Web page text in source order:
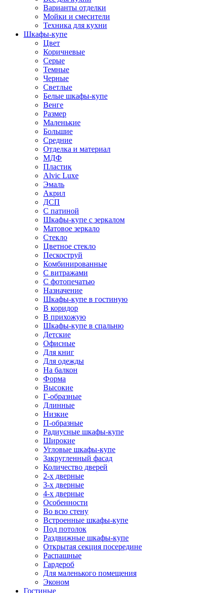
Варианты отделки
Мойки и смесители
Техника для кухни
Шкафы-купе
Цвет
Коричневые
Серые
Темные
Черные
Светлые
Белые шкафы-купе
Венге
Размер
Маленькие
Большие
Средние
Отделка и материал
МДФ
Пластик
Alvic Luxe
Эмаль
Акрил
ДСП
С патиной
Шкафы-купе с зеркалом
Матовое зеркало
Стекло
Цветное стекло
Пескоструй
Комбинированные
С витражами
С фотопечатью
Назначение
Шкафы-купе в гостиную
В коридор
В прихожую
Шкафы-купе в спальню
Детские
Офисные
Для книг
Для одежды
На балкон
Форма
Высокие
Г-образные
Длинные
Низкие
П-образные
Радиусные шкафы-купе
Широкие
Угловые шкафы-купе
Закругленный фасад
Количество дверей
2-х дверные
3-х дверные
4-х дверные
Особенности
Во всю стену
Встроенные шкафы-купе
Под потолок
Раздвижные шкафы-купе
Открытая секция посередине
Распашные
Гардероб
Для маленького помещения
Эконом
Гостиные